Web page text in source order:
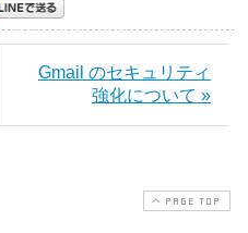
Gmail のセキュリティ
強化について »
PAGE TOP